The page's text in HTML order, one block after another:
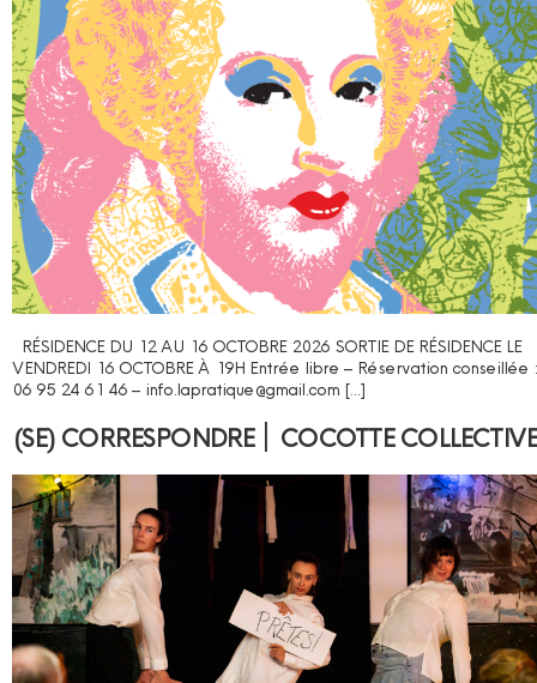
RÉSIDENCE DU 12 AU 16 OCTOBRE 2026 SORTIE DE RÉSIDENCE LE
VENDREDI 16 OCTOBRE À 19H Entrée libre – Réservation conseillée :
06 95 24 61 46 – info.lapratique@gmail.com […]
(SE) CORRESPONDRE ׀ COCOTTE COLLECTIVE